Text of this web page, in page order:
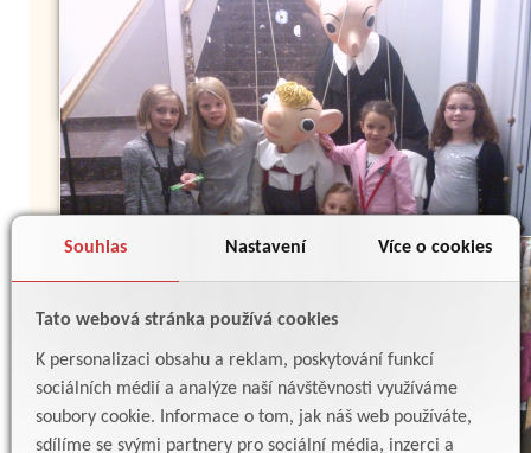
Souhlas Nastavení Více o cookies
Tato webová stránka používá cookies
K personalizaci obsahu a reklam, poskytování funkcí
sociálních médií a analýze naší návštěvnosti využíváme
soubory cookie. Informace o tom, jak náš web používáte,
sdílíme se svými partnery pro sociální média, inzerci a